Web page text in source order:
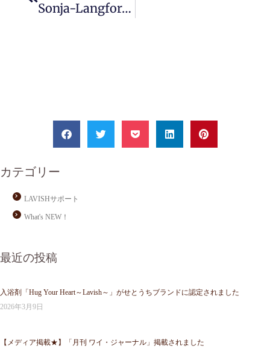
Sonja-Langford-357.png
カテゴリー
LAVISHサポート
What's NEW！
最近の投稿
入浴剤「Hug Your Heart～Lavish～」がせとうちブランドに認定されました
2026年3月9日
【メディア掲載★】「月刊 ワイ・ジャーナル」掲載されました